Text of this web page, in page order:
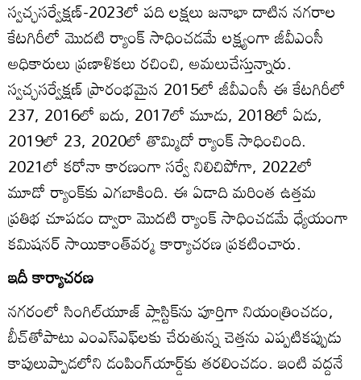
స్వచ్ఛసర్వేక్షణ్‌-2023లో పది లక్షలు జనాభా దాటిన నగరాల
కేటగిరీలో మొదటి ర్యాంక్‌ సాధించడమే లక్ష్యంగా జీవీఎంసీ
అధికారులు ప్రణాళికలు రచించి, అమలుచేస్తున్నారు.
స్వచ్ఛసర్వేక్షణ్‌ ప్రారంభమైన 2015లో జీవీఎంసీ ఈ కేటగిరీలో
237, 2016లో ఐదు, 2017లో మూడు, 2018లో ఏడు,
2019లో 23, 2020లో తొమ్మిదో ర్యాంక్‌ సాధించింది.
2021లో కరోనా కారణంగా సర్వే నిలిచిపోగా, 2022లో
మూడో ర్యాంక్‌కు ఎగబాకింది. ఈ ఏడాది మరింత ఉత్తమ
ప్రతిభ చూపడం ద్వారా మొదటి ర్యాంక్‌ సాధించడమే ధ్యేయంగా
కమిషనర్‌ సాయికాంత్‌వర్మ కార్యాచరణ ప్రకటించారు.
ఇదీ కార్యాచరణ
నగరంలో సింగిల్‌యూజ్‌ ప్లాస్టిక్‌ను పూర్తిగా నియంత్రించడం,
బీచ్‌తోపాటు ఎంఎస్‌ఎఫ్‌లకు చేరుతున్న చెత్తను ఎప్పటికప్పుడు
కాపులుప్పాడలోని డంపింగ్‌యార్డ్‌కు తరలించడం. ఇంటి వద్దనే